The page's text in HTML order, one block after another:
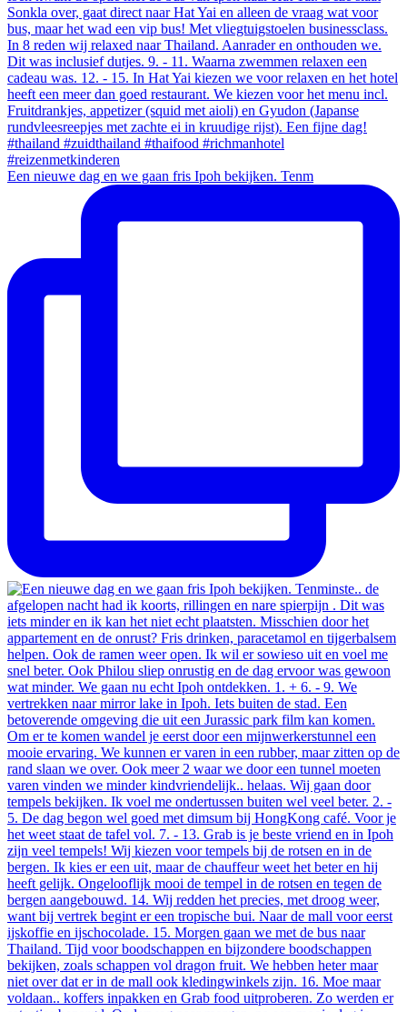
Een nieuwe dag en we gaan fris Ipoh bekijken. Tenm